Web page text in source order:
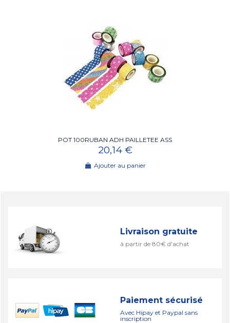
POT 100RUBAN ADH PAILLETEE ASS
20,14 €
Ajouter au panier
Livraison gratuite
à partir de 80€ d'achat
Paiement sécurisé
Avec Hipay et Paypal sans
inscription